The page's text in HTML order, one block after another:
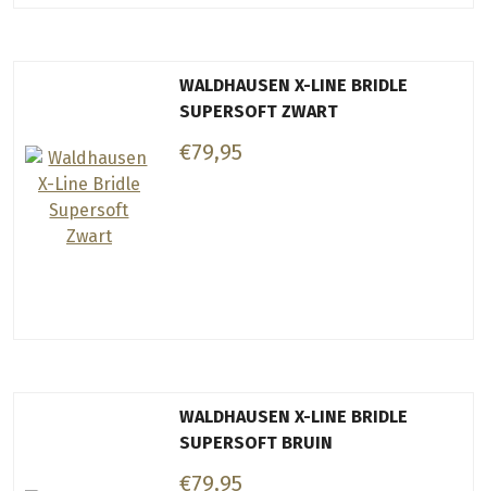
WALDHAUSEN X-LINE BRIDLE
SUPERSOFT ZWART
€79,95
WALDHAUSEN X-LINE BRIDLE
SUPERSOFT BRUIN
€79,95